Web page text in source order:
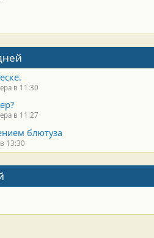
в 11:30
в 11:27
блютуза
13:30